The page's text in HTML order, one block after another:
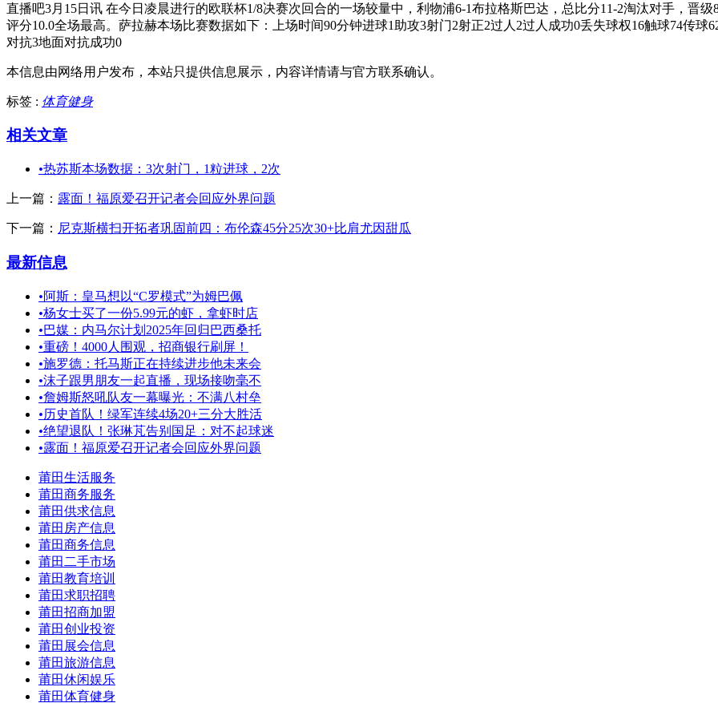
直播吧3月15日讯 在今日凌晨进行的欧联杯1/8决赛次回合的一场较量中，利物浦6-1布拉格斯巴达，总比分11-2淘汰对手，晋
评分10.0全场最高。萨拉赫本场比赛数据如下：上场时间90分钟进球1助攻3射门2射正2过人2过人成功0丢失球权16触球74传球
对抗3地面对抗成功0
本信息由网络用户发布， 本站只提供信息展示，内容详情请与官方联系确认。
标签 : 体育健身
相关文章
•热苏斯本场数据：3次射门，1粒进球，2次
上一篇： 露面！福原爱召开记者会回应外界问题
下一篇： 尼克斯横扫开拓者巩固前四：布伦森45分25次30+比肩尤因甜瓜
最新信息
•阿斯：皇马想以“C罗模式”为姆巴佩
•杨女士买了一份5.99元的虾，拿虾时店
•巴媒：内马尔计划2025年回归巴西桑托
•重磅！4000人围观，招商银行刷屏！
•施罗德：托马斯正在持续进步他未来会
•沫子跟男朋友一起直播，现场接吻毫不
•詹姆斯怒吼队友一幕曝光：不满八村垒
•历史首队！绿军连续4场20+三分大胜活
•绝望退队！张琳芃告别国足：对不起球迷
•露面！福原爱召开记者会回应外界问题
莆田生活服务
莆田商务服务
莆田供求信息
莆田房产信息
莆田商务信息
莆田二手市场
莆田教育培训
莆田求职招聘
莆田招商加盟
莆田创业投资
莆田展会信息
莆田旅游信息
莆田休闲娱乐
莆田体育健身